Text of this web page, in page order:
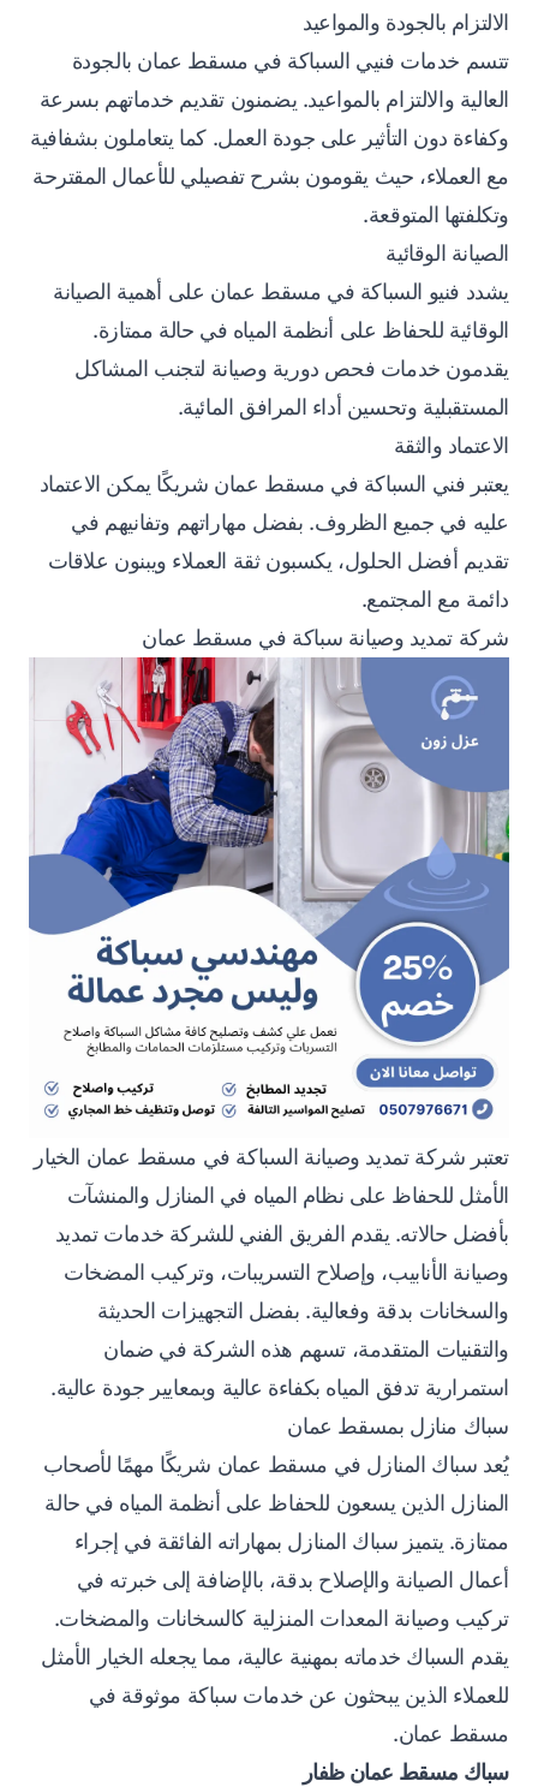
الالتزام بالجودة والمواعيد
تتسم خدمات فنيي السباكة في مسقط عمان بالجودة
العالية والالتزام بالمواعيد. يضمنون تقديم خدماتهم بسرعة
وكفاءة دون التأثير على جودة العمل. كما يتعاملون بشفافية
مع العملاء، حيث يقومون بشرح تفصيلي للأعمال المقترحة
وتكلفتها المتوقعة.
الصيانة الوقائية
يشدد فنيو السباكة في مسقط عمان على أهمية الصيانة
الوقائية للحفاظ على أنظمة المياه في حالة ممتازة.
يقدمون خدمات فحص دورية وصيانة لتجنب المشاكل
المستقبلية وتحسين أداء المرافق المائية.
الاعتماد والثقة
يعتبر فني السباكة في مسقط عمان شريكًا يمكن الاعتماد
عليه في جميع الظروف. بفضل مهاراتهم وتفانيهم في
تقديم أفضل الحلول، يكسبون ثقة العملاء ويبنون علاقات
دائمة مع المجتمع.
شركة تمديد وصيانة سباكة في مسقط عمان
تعتبر شركة تمديد وصيانة السباكة في مسقط عمان الخيار
الأمثل للحفاظ على نظام المياه في المنازل والمنشآت
بأفضل حالاته. يقدم الفريق الفني للشركة خدمات تمديد
وصيانة الأنابيب، وإصلاح التسريبات، وتركيب المضخات
والسخانات بدقة وفعالية. بفضل التجهيزات الحديثة
والتقنيات المتقدمة، تسهم هذه الشركة في ضمان
استمرارية تدفق المياه بكفاءة عالية وبمعايير جودة عالية.
سباك منازل بمسقط عمان
يُعد سباك المنازل في مسقط عمان شريكًا مهمًا لأصحاب
المنازل الذين يسعون للحفاظ على أنظمة المياه في حالة
ممتازة. يتميز سباك المنازل بمهاراته الفائقة في إجراء
أعمال الصيانة والإصلاح بدقة، بالإضافة إلى خبرته في
تركيب وصيانة المعدات المنزلية كالسخانات والمضخات.
يقدم السباك خدماته بمهنية عالية، مما يجعله الخيار الأمثل
للعملاء الذين يبحثون عن خدمات سباكة موثوقة في
مسقط عمان.
سباك مسقط عمان ظفار